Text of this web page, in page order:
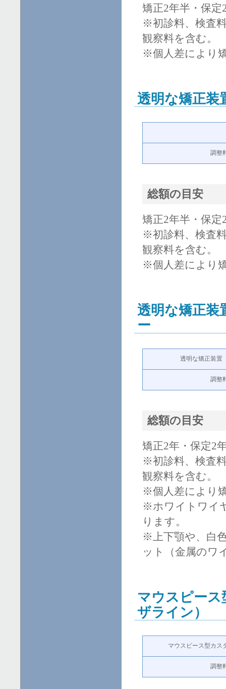
矯正2年半・保定
※初診料、検査
観察料を含む。
※個人差により
透明な矯正装
調整
総額の目安
矯正2年半・保定
※初診料、検査
観察料を含む。
※個人差により
透明な矯正装
ー
透明な矯正装置
調整
総額の目安
矯正2年・保定2
※初診料、検査
観察料を含む。
※個人差により
※ホワイトワイ
ります。
※上下顎や、白
ット（金属のワ
マウスピー
ザライン）
マウスピース型カス
調整